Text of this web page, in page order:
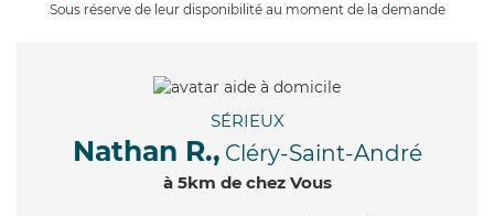
Sous réserve de leur disponibilité au moment de la demande
SÉRIEUX
Nathan R., Cléry-Saint-André
à 5km de chez Vous